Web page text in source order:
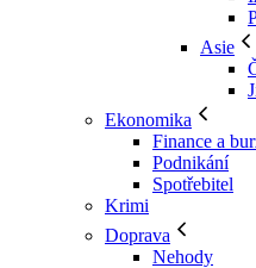
Asie
Ekonomika
Finance a
Podnikání
Spotřebitel
Krimi
Doprava
Nehody